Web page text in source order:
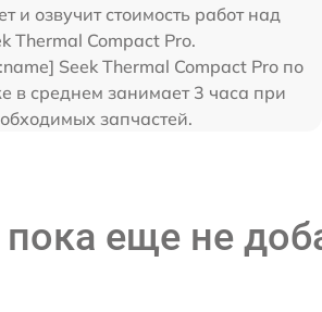
и озвучит стоимость работ над
Thermal Compact Pro.
Seek Thermal Compact Pro по
в среднем занимает 3 часа при
запчастей.
еще не